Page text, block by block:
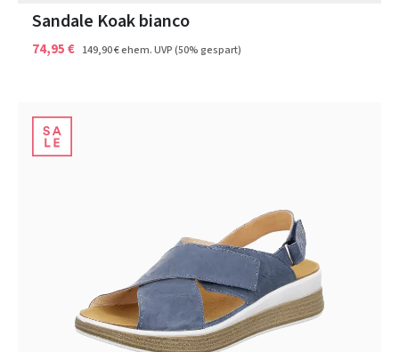
Sandale Koak bianco
74,95 € 149,90 €ehem. UVP(50% gespart)